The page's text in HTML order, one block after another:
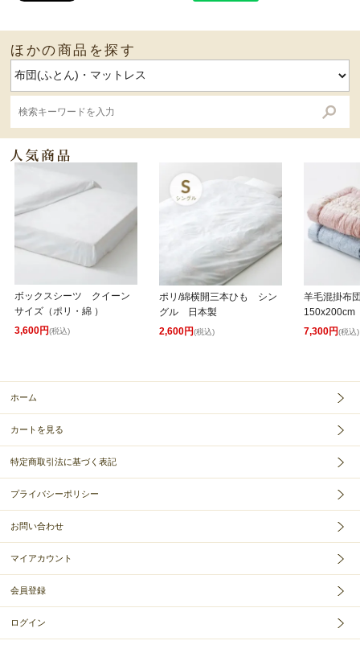
ほかの商品を探す
ボックスシーツ クイーン
サイズ（ポリ・綿 ）
3,600円(税込)
ポリ/綿横開三本ひも シン
グル 日本製
2,600円(税込)
羊毛混掛布
150x200cm
7,300円(税込)
ホーム
カートを見る
特定商取引法に基づく表記
プライバシーポリシー
お問い合わせ
マイアカウント
会員登録
ログイン